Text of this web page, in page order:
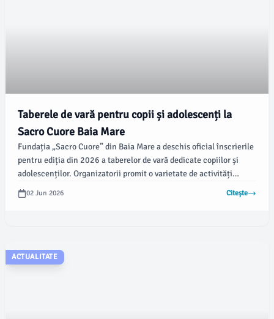
Taberele de vară pentru copii și adolescenți la
Sacro Cuore Baia Mare
Fundația „Sacro Cuore” din Baia Mare a deschis oficial înscrierile
pentru ediția din 2026 a taberelor de vară dedicate copiilor și
adolescenților. Organizatorii promit o varietate de activități
educative și recreative, disponibile atât în Baia Mare, cât și în
mediul natural de la Preluca Nouă, promovând dezvoltarea
02 Jun 2026 Citește
ACTUALITATE